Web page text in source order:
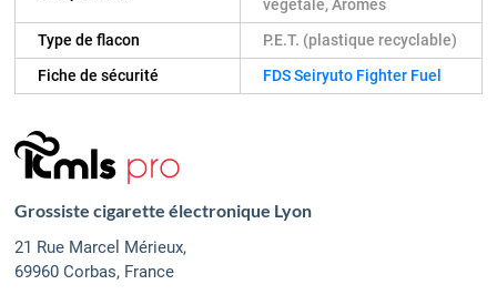
végétale, Arômes
Type de flacon
P.E.T. (plastique recyclable)
Fiche de sécurité
FDS Seiryuto Fighter Fuel
Grossiste cigarette électronique Lyon
21 Rue Marcel Mérieux,
69960 Corbas, France